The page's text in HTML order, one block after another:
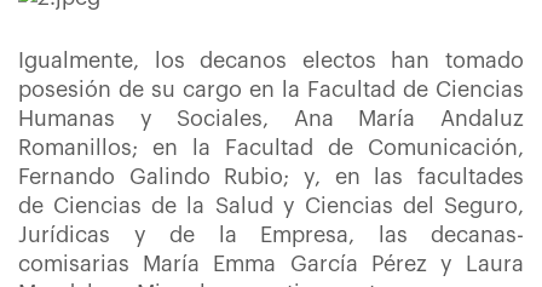
Igualmente, los decanos electos han tomado
posesión de su cargo en la Facultad de Ciencias
Humanas y Sociales, Ana María Andaluz
Romanillos; en la Facultad de Comunicación,
Fernando Galindo Rubio; y, en las facultades
de Ciencias de la Salud y Ciencias del Seguro,
Jurídicas y de la Empresa, las decanas-
comisarias María Emma García Pérez y Laura